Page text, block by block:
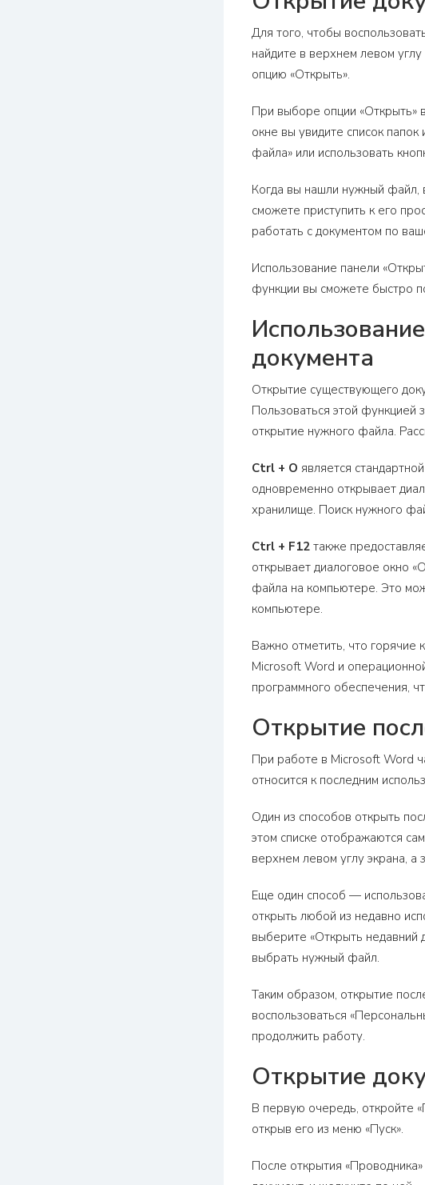
Для того, чтобы
найдите в верхнем левом
опцию «Открыть».
При выборе опции «Открыть»
окне вы увидите список
файла» или использовать
Когда вы нашли нужный файл,
сможете приступить к его
работать с документом по
Использование панели
функции вы сможете быстро
документа
Открытие существующего
Пользоваться этой функцией
открытие нужного файла.
Ctrl + O является
одновременно открывает
хранилище. Поиск нужного
Ctrl + F12 также
открывает диалоговое окно
файла на компьютере. Это
компьютере.
Важно отметить, что горячие
Microsoft Word и
программного обеспечения,
Открытие
При работе в Microsoft Word
относится к последним
Один из способов открыть
этом списке отображаются
верхнем левом углу экрана,
Еще один способ —
открыть любой из недавно
выберите «Открыть недавний
выбрать нужный файл.
Таким образом, открытие
воспользоваться
продолжить работу.
Открытие
В первую очередь, откройте
открыв его из меню «Пуск».
После открытия